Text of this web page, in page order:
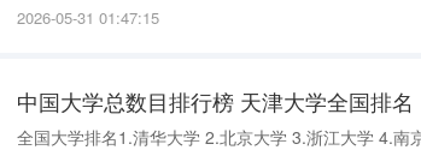
大学 18中南大学 19北京师范大学 20中国协和医科大
2026-05-31 01:47:15
中国大学总数目排行榜 天津大学全国排名
全国大学排名1.清华大学 2.北京大学 3.浙江大学 4.